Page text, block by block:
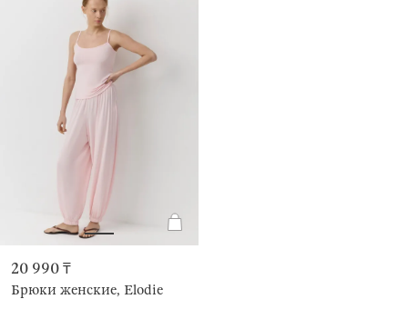
20 990 ₸
Брюки женские, Elodie